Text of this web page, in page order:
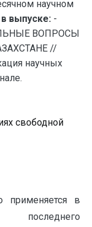
научном
выпуске: -
ВОПРОСЫ
//
научных
свободной
применяется в
последнего